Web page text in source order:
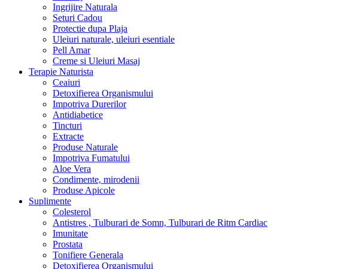
Ingrijire Naturala
Seturi Cadou
Protectie dupa Plaja
Uleiuri naturale, uleiuri esentiale
Pell Amar
Creme si Uleiuri Masaj
Terapie Naturista
Ceaiuri
Detoxifierea Organismului
Impotriva Durerilor
Antidiabetice
Tincturi
Extracte
Produse Naturale
Impotriva Fumatului
Aloe Vera
Condimente, mirodenii
Produse Apicole
Suplimente
Colesterol
Antistres , Tulburari de Somn, Tulburari de Ritm Cardiac
Imunitate
Prostata
Tonifiere Generala
Detoxifierea Organismului